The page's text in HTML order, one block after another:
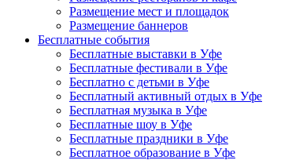
Размещение мест и площадок
Размещение баннеров
Бесплатные события
Бесплатные выставки в Уфе
Бесплатные фестивали в Уфе
Бесплатно с детьми в Уфе
Бесплатный активный отдых в Уфе
Бесплатная музыка в Уфе
Бесплатные шоу в Уфе
Бесплатные праздники в Уфе
Бесплатное образование в Уфе